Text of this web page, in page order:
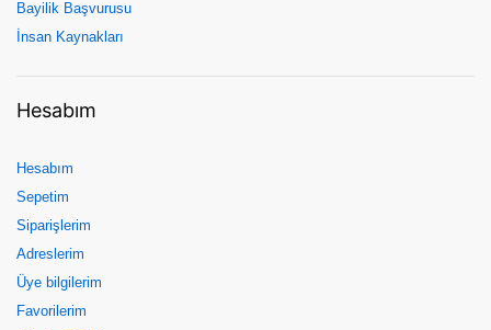
Bayilik Başvurusu
İnsan Kaynakları
Hesabım
Hesabım
Sepetim
Siparişlerim
Adreslerim
Üye bilgilerim
Favorilerim